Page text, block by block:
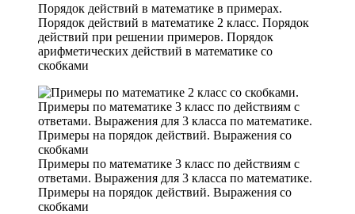
Порядок действий в математике в примерах.
Порядок действий в математике 2 класс. Порядок
действий при решении примеров. Порядок
арифметических действий в математике со
скобками
Примеры по математике 3 класс по действиям с
ответами. Выражения для 3 класса по математике.
Примеры на порядок действий. Выражения со
скобками